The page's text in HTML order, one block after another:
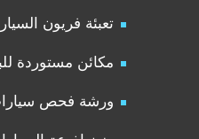
تعبئة فريون
مكائن مستوردة
ورشة فحص